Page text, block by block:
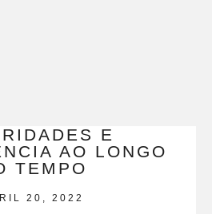
E
AO LONGO
TEMPO
20, 2022